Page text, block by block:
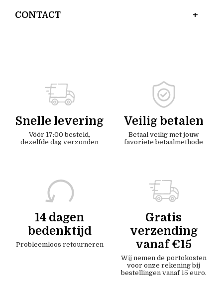
CONTACT
Snelle levering
Vóór 17:00 besteld,
dezelfde dag verzonden
Veilig betalen
Betaal veilig met jouw
favoriete betaalmethode
14 dagen
bedenktijd
Probleemloos retourneren
Gratis
verzending
vanaf €15
Wij nemen de portokosten
voor onze rekening bij
bestellingen vanaf 15 euro.